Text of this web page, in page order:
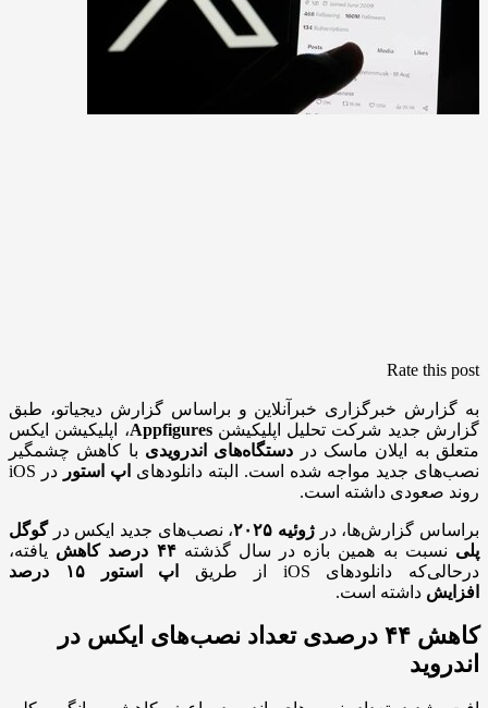
Rate this post
به گزارش خبرگزاری خبرآنلاین و براساس گزارش دیجیاتو، طبق
گزارش جدید شرکت تحلیل اپلیکیشنAppfigures، اپلیکیشن ایکس
متعلق به ایلان ماسک در دستگاه‌های اندرویدی با کاهش چشمگیر
نصب‌های جدید مواجه شده است. البته دانلودهای اپ استور
در iOS
روند صعودی داشته است.
براساس گزارش‌ها، در ژوئیه ۲۰۲۵ ، نصب‌های جدید ایکس درگوگل
پلی نسبت به همین بازه در سال گذشته۴۴ درصد کاهش
یافته،
درحالی‌که دانلودهای iOS از طریق
اپ استور
۱۵ درصد
افزایش داشته است.
کاهش ۴۴ درصدی تعداد نصب‌های ایکس در
اندروید